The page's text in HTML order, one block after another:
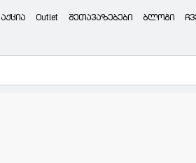
აქცია Outlet შეთავაზებები ბლოგი